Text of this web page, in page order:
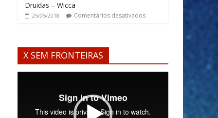
Druidas – Wicca
25/05/2018 Comentários desativados
X SEM FRONTEIRAS